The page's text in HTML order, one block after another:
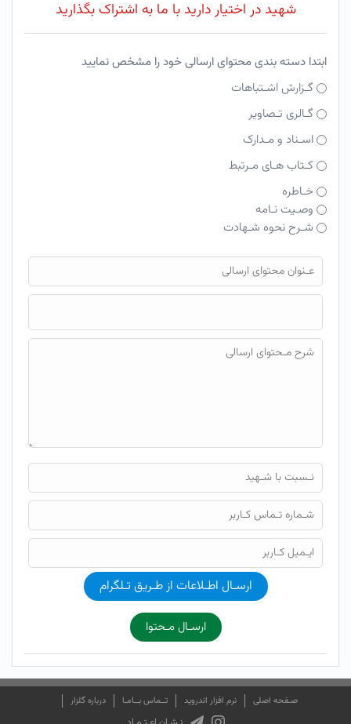
شهید در اختیار دارید با ما به اشتراک بگذارید
ابتدا دسته بندی محتوای ارسالی خود را مشخص نمایید
گـزارش اشـتباهات
گـالری تـصاویر
اسـناد و مـدارک
کـتاب هـای مـرتبط
خـاطره
وصـیت نـامه
شـرح نحوه شـهادت
فایل محتوای ارسالی
ارسـال اطـلاعات از طـریق تـلگرام
ارسـال مـحتوا
صـفحه اصلی نرم افزار اندروید تــماس بــامـا درباره گلزار